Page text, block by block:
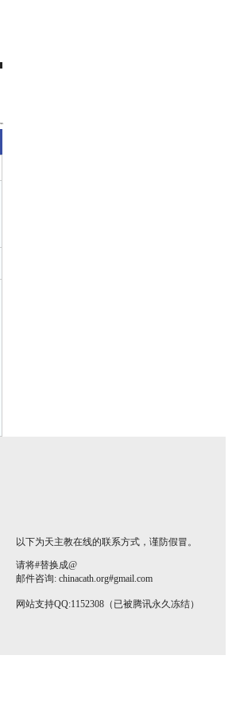
以下为天主教在线的联系方式，谨防假冒。
请将#替换成@
邮件咨询: chinacath.org#gmail.com
网站支持QQ:1152308（已被腾讯永久冻结）